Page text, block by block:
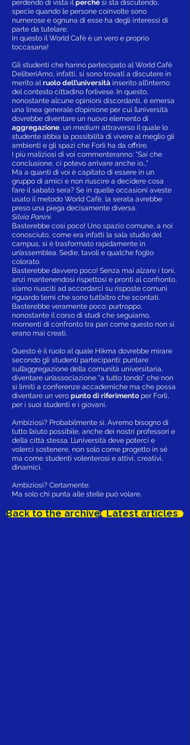
perdendo di vista ilperché si sta discutendo,
specie quando le persone coinvolte sono
numerose e ognuna di esse ha degli interessi di
parte da tutelare.
In questo il World Cafè è un vero e proprio
toccasana!
Gli studenti che hanno partecipato al World Cafè
DeliberiAmo, infatti, si sono trovati a discutere in
merito alruolo dell’università inserito all’interno
del contesto cittadino forlivese. In questo,
nonostante alcune opinioni discordanti, è emersa
una linea generale d’opinione per cui l’università
dovrebbe diventare un nuovo elemento di
aggregazione, un medium attraverso il quale lo
studente abbia la possibilità di vivere al meglio gli
ambienti e gli spazi che Forlì ha da offrire.
I più maliziosi di voi commenteranno: “Sai che
conclusione, ci potevo arrivare anche io...”
Ma a quanti di voi è capitato di essere in un
gruppo di amici e non riuscire a decidere cosa
fare il sabato sera? Se in quelle occasioni aveste
usato il metodo World Cafè, la serata avrebbe
preso una piega decisamente diversa.
Silvia Panini
Basterebbe così poco! Uno spazio comune, a noi
conosciuto, come era infatti la sala studio del
campus, si è trasformato rapidamente in
un’assemblea. Sedie, tavoli e qualche foglio
colorato.
Basterebbe davvero poco! Senza mai alzare i toni,
anzi mantenendosi rispettosi e pronti al confronto,
siamo riusciti ad accordarci su risposte comuni
riguardo temi che sono tutt’altro che scontati.
Basterebbe veramente poco: purtroppo,
nonostante il corso di studi che seguiamo,
momenti di confronto tra pari come questo non si
erano mai creati.
Questo è il ruolo al quale Hikma dovrebbe mirare
secondo gli studenti partecipanti: puntare
sull’aggregazione della comunità universitaria,
diventare un’associazione “a tutto tondo” che non
si limiti a conferenze accademiche ma che possa
diventare un vero punto di riferimento per Forlì,
per i suoi studenti e i giovani.
Ambiziosi? Probabilmente sì. Avremo bisogno di
tutto l’aiuto possibile, anche dei nostri professori e
della città stessa. L’università deve poterci e
volerci sostenere, non solo come progetto in sé
ma come studenti volenterosi e attivi, creativi,
dinamici.
Ambiziosi? Certamente.
Ma solo chi punta alle stelle può volare.
Back to the archive Latest articles